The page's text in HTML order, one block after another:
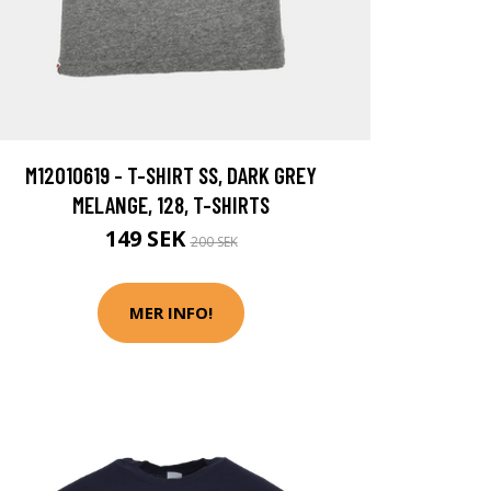
M12010619 - T-SHIRT SS, DARK GREY
MELANGE, 128, T-SHIRTS
149 SEK200 SEK
MER INFO!